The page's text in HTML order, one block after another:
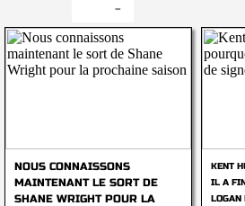
-
NOUS CONNAISSONS
MAINTENANT LE SORT DE
SHANE WRIGHT POUR LA
KENT
IL A